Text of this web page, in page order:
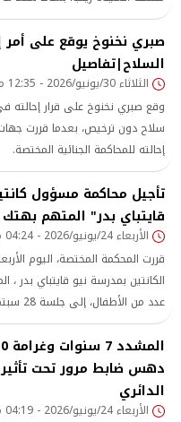
إثر رفضه دفع إتاوة.
صبري نخنوخ يوقع على
السلاح|تفاصيل
الثلاثاء 30/يونيو/2026 - 12:35 م
وقع صبري نخنوخ على قرار إحالته
سلاح دون ترخيص، بعدما قررت
إحالته للمحاكمة الجنائية المختصة.
تأجيل محاكمة مسؤول
قايتباي بدر" المتهم
الأربعاء 24/يونيو/2026 - 04:24 م
قررت المحكمة المختصة، اليوم
الكانتين بمدرسة نيو قايتباي
عدد من
الدعوى وسماع المرافعات واستيفاء
دهس ضابط مرور تحت تأثير
الدائري
الأربعاء 24/يونيو/2026 - 04:19 م